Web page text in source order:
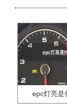
epc灯亮是